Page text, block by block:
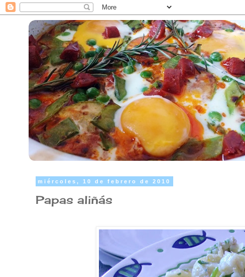
miércoles, 10 de febrero de 2010
Papas aliñás